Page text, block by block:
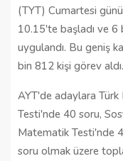
(TYT) Cumartesi
10.15'te başladı ve
uygulandı. Bu geniş
bin 812 kişi görev aldı.
AYT'de adaylara
Testi'nde 40 soru,
Matematik Testi'nde
soru olmak üzere